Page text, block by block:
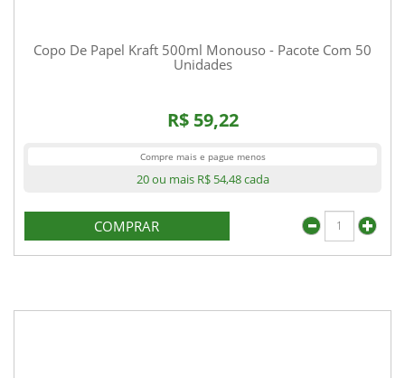
Copo De Papel Kraft 500ml Monouso - Pacote Com 50
Unidades
R$ 59,22
Compre mais e pague menos
20 ou mais R$ 54,48cada
COMPRAR